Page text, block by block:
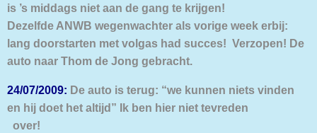
is ’s middags niet aan de gang te krijgen!
Dezelfde ANWB wegenwachter als vorige week erbij:
lang doorstarten met volgas had succes! Verzopen! De
auto naar Thom de Jong gebracht.
24/07/2009: De auto is terug: “we kunnen niets vinden
en hij doet het altijd” Ik ben hier niet tevreden
over!